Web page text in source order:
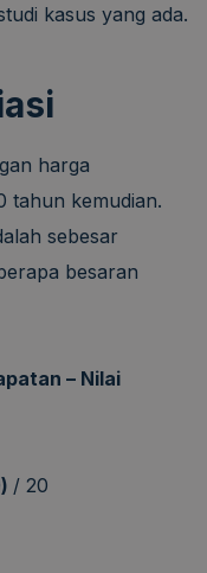
kasus yang ada.
harga
tahun kemudian.
sebesar
besaran
– Nilai
) / 20